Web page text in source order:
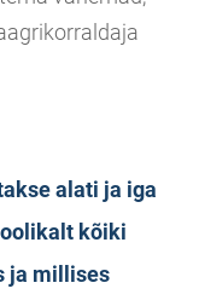
alati ja iga
kõiki
ja millises